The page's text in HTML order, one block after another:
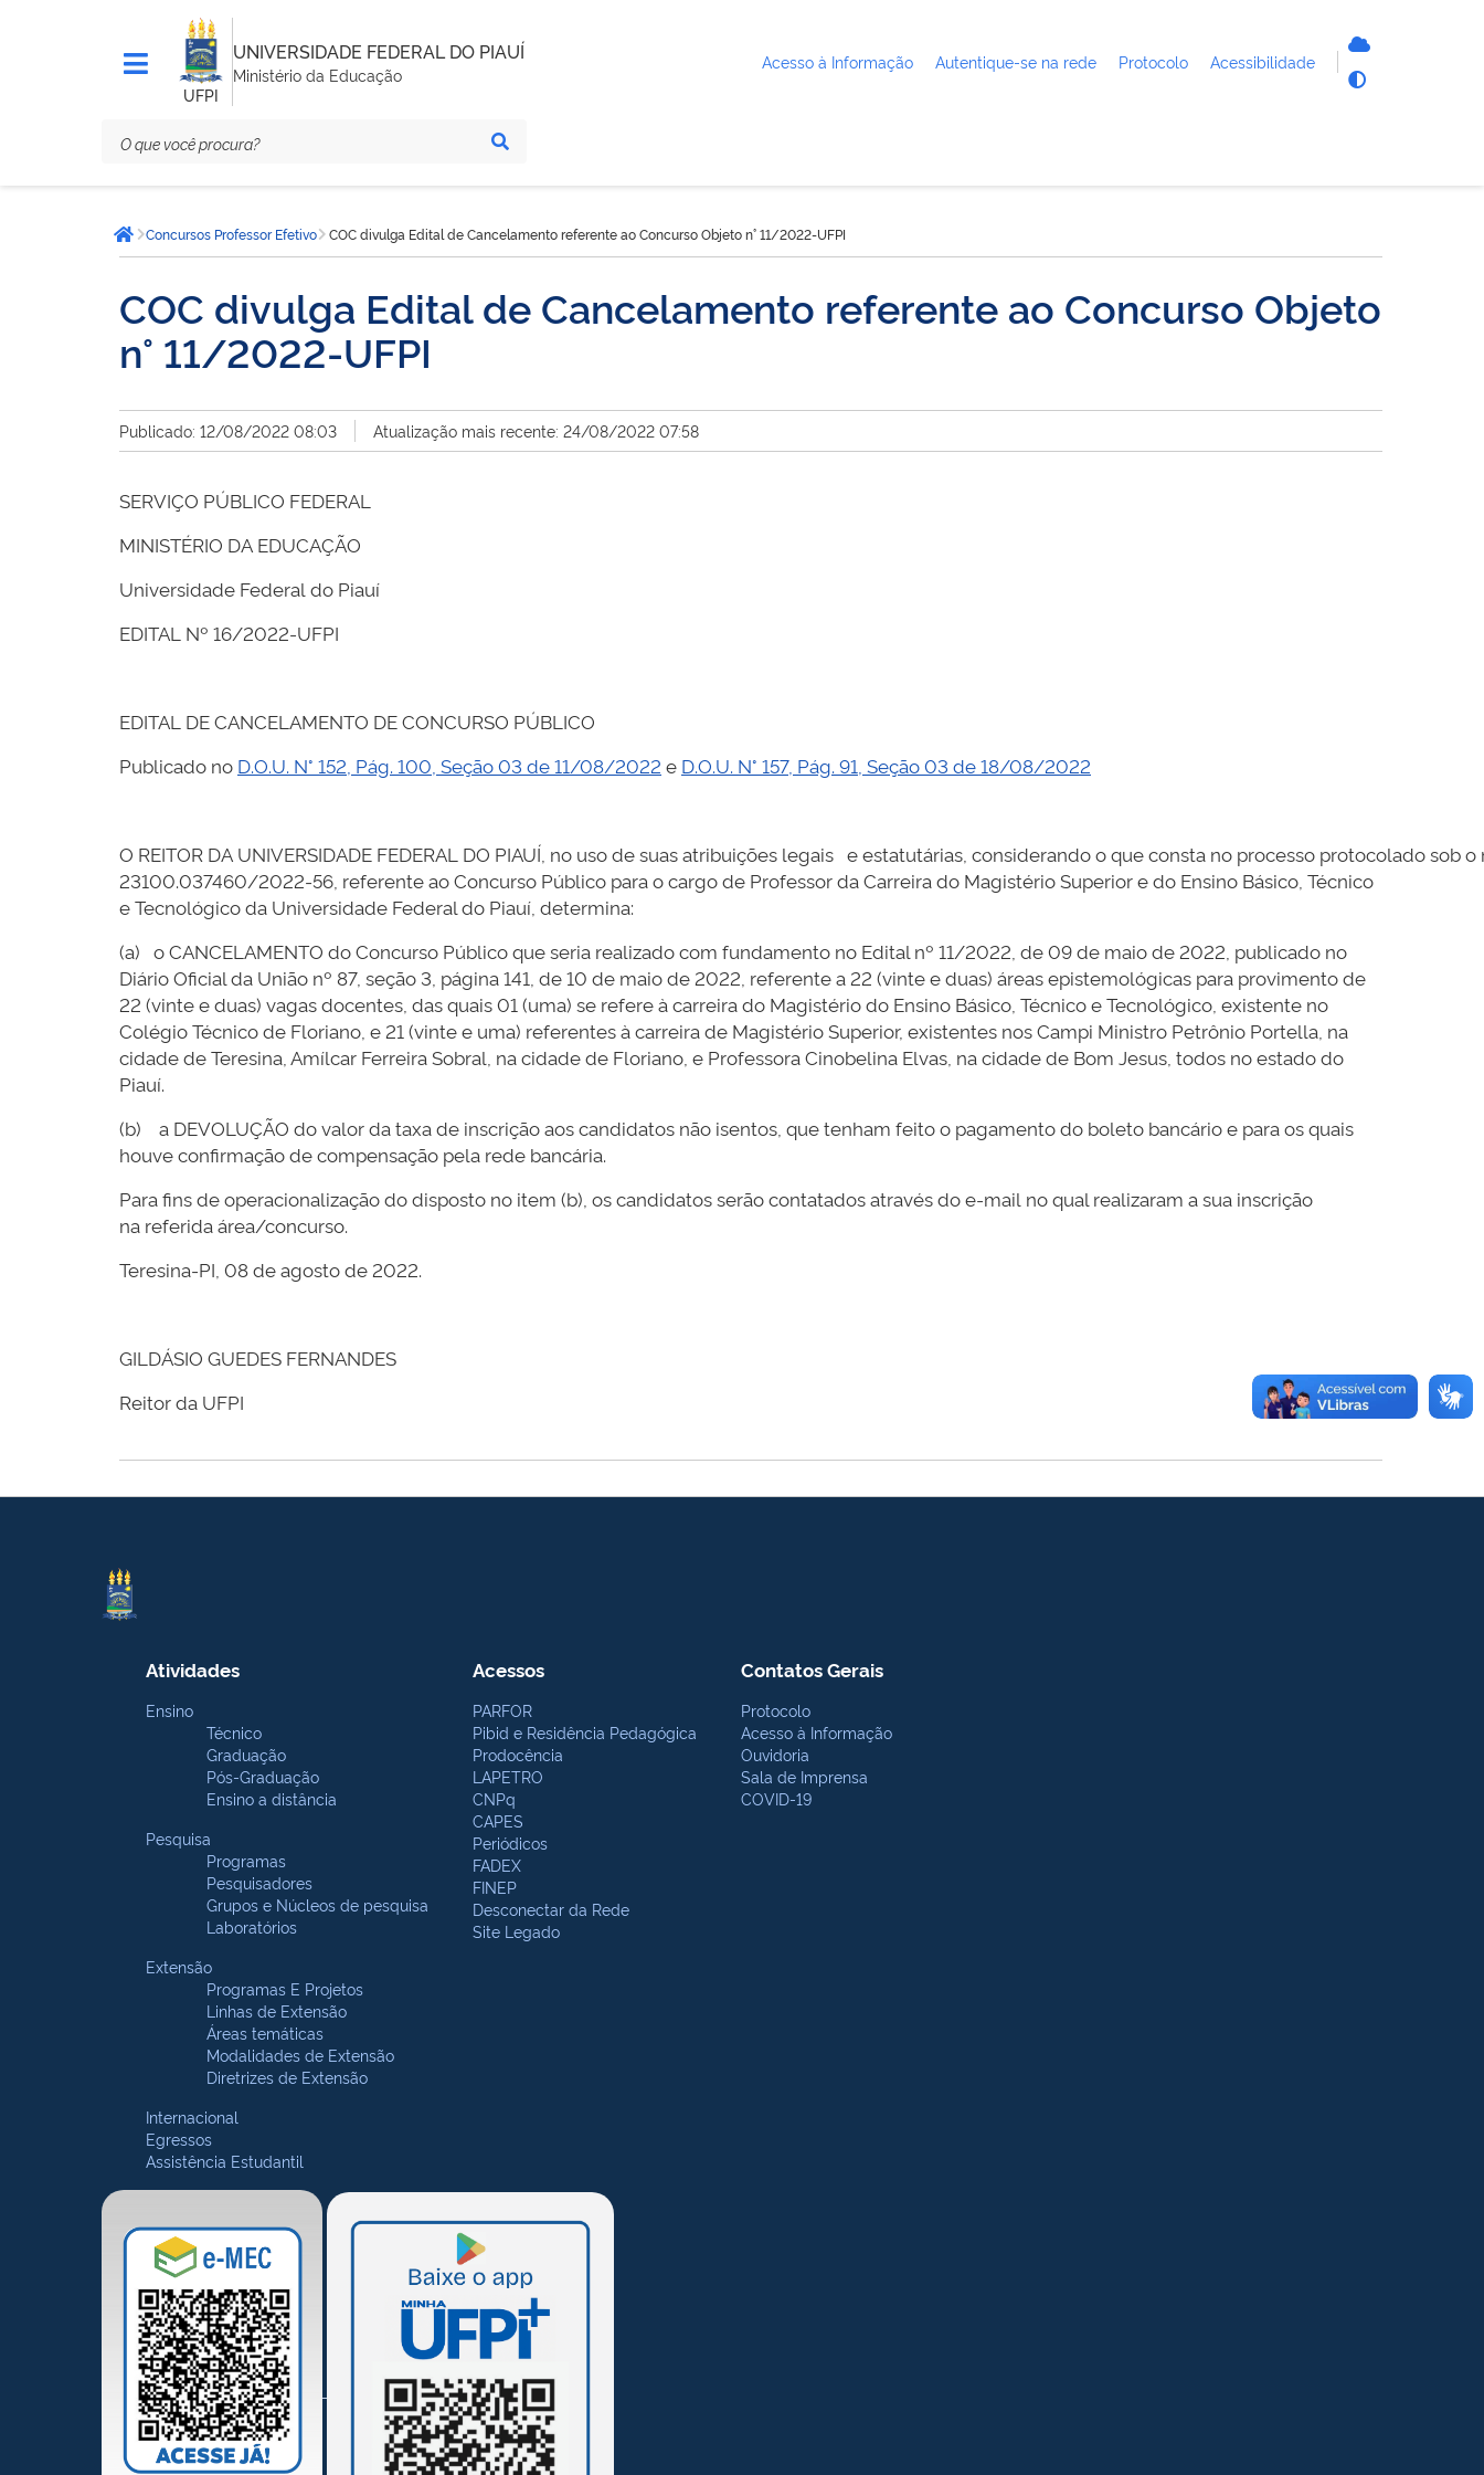
UFPI
UNIVERSIDADE FEDERAL DO PIAUÍ
Ministério da Educação
Acesso à Informação Autentique-se na rede Protocolo Acessibilidade
está
aqui:Página inicial
Concursos Professor Efetivo COC divulga Edital de Cancelamento referente ao Concurso Objeto n° 11/2022-UFPI
COC divulga Edital de Cancelamento referente ao Concurso Objeto
n° 11/2022-UFPI
Publicado: 12/08/2022 08:03 Atualização mais recente: 24/08/2022 07:58
SERVIÇO PÚBLICO FEDERAL
MINISTÉRIO DA EDUCAÇÃO
Universidade Federal do Piauí
EDITAL Nº 16/2022-UFPI
EDITAL DE CANCELAMENTO DE CONCURSO PÚBLICO
Publicado no D.O.U. N° 152, Pág. 100, Seção 03 de 11/08/2022 e D.O.U. N° 157, Pág. 91, Seção 03 de 18/08/2022
O REITOR DA UNIVERSIDADE FEDERAL DO PIAUÍ, no uso de suas atribuições legais e estatutárias, considerando o que consta no processo protocolado sob o
23100.037460/2022-56, referente ao Concurso Público para o cargo de Professor da Carreira do Magistério Superior e do Ensino Básico, Técnico
e Tecnológico da Universidade Federal do Piauí, determina:
(a) o CANCELAMENTO do Concurso Público que seria realizado com fundamento no Edital nº 11/2022, de 09 de maio de 2022, publicado no
Diário Oficial da União nº 87, seção 3, página 141, de 10 de maio de 2022, referente a 22 (vinte e duas) áreas epistemológicas para provimento de
22 (vinte e duas) vagas docentes, das quais 01 (uma) se refere à carreira do Magistério do Ensino Básico, Técnico e Tecnológico, existente no
Colégio Técnico de Floriano, e 21 (vinte e uma) referentes à carreira de Magistério Superior, existentes nos Campi Ministro Petrônio Portella, na
cidade de Teresina, Amílcar Ferreira Sobral, na cidade de Floriano, e Professora Cinobelina Elvas, na cidade de Bom Jesus, todos no estado do
Piauí.
(b) a DEVOLUÇÃO do valor da taxa de inscrição aos candidatos não isentos, que tenham feito o pagamento do boleto bancário e para os quais
houve confirmação de compensação pela rede bancária.
Para fins de operacionalização do disposto no item (b), os candidatos serão contatados através do e-mail no qual realizaram a sua inscrição
na referida área/concurso.
Teresina-PI, 08 de agosto de 2022.
GILDÁSIO GUEDES FERNANDES
Reitor da UFPI
Atividades
Ensino
Técnico
Graduação
Pós-Graduação
Ensino a distância
Pesquisa
Programas
Pesquisadores
Grupos e Núcleos de pesquisa
Laboratórios
Extensão
Programas E Projetos
Linhas de Extensão
Áreas temáticas
Modalidades de Extensão
Diretrizes de Extensão
Internacional
Egressos
Assistência Estudantil
Acessos
PARFOR
Pibid e Residência Pedagógica
Prodocência
LAPETRO
CNPq
CAPES
Periódicos
FADEX
FINEP
Desconectar da Rede
Site Legado
Contatos Gerais
Protocolo
Acesso à Informação
Ouvidoria
Sala de Imprensa
COVID-19